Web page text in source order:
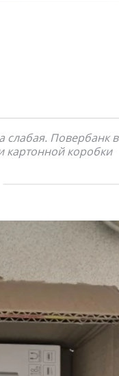
слабая. Повербанк в
картонной коробки